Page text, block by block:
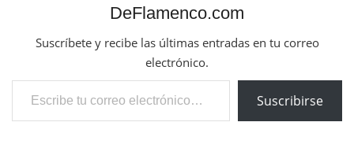
DeFlamenco.com
Suscríbete y recibe las últimas entradas en tu correo
electrónico.
Escribe tu correo electrónico…
Suscribirse